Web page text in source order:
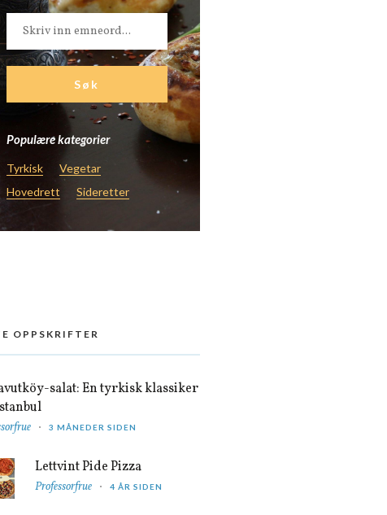
Populære kategorier
Tyrkisk
Vegetar
Hovedrett
Sideretter
OPPSKRIFTER
salat: En tyrkisk klassiker
3 MÅNEDER SIDEN
Lettvint Pide Pizza
Professorfrue 4 ÅR SIDEN